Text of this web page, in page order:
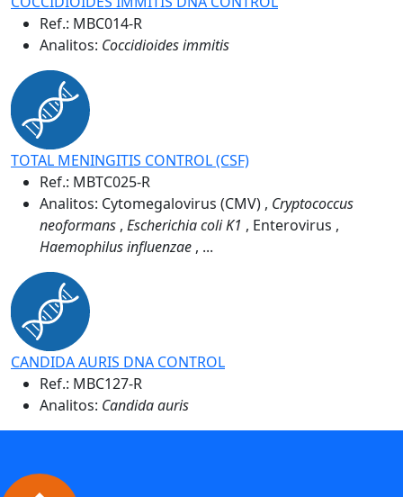
Ref.: MBC014-R
Analitos: Coccidioides immitis
TOTAL MENINGITIS CONTROL (CSF)
Ref.: MBTC025-R
Analitos: Cytomegalovirus (CMV) , Cryptococcus
neoformans , Escherichia coli K1 , Enterovirus ,
Haemophilus influenzae , ...
CANDIDA AURIS DNA CONTROL
Ref.: MBC127-R
Analitos: Candida auris